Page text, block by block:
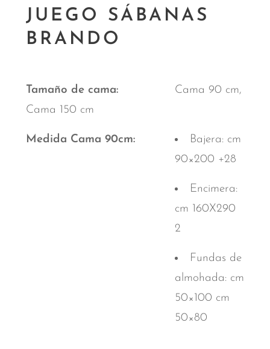
JUEGO SÁBANAS
BRANDO
Tamaño de cama
Cama 90 cm,
Cama 150 cm
Medida Cama 90cm
Bajera: cm
90×200 +28
Encimera:
cm 160X290
2
Fundas de
almohada: cm
50×100 cm
50×80